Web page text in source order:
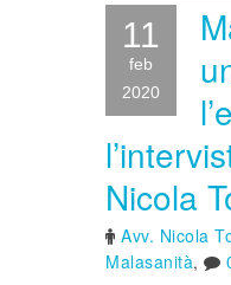
11
feb
2020
Nicola
Avv. Nicola
Malasanità,